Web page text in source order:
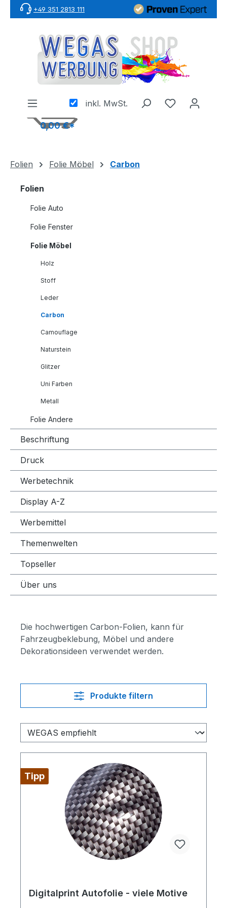
Zum Hauptinhalt springen
+49 351 2813 111
inkl. MwSt.
0,00 €*
Folien Folie Möbel Carbon
Folien
Folie Auto
Folie Fenster
Folie Möbel
Holz
Stoff
Leder
Carbon
Camouflage
Naturstein
Glitzer
Uni Farben
Metall
Folie Andere
Beschriftung
Druck
Werbetechnik
Display A-Z
Werbemittel
Themenwelten
Topseller
Über uns
Die hochwertigen Carbon-Folien, kann für
Fahrzeugbeklebung, Möbel und andere
Dekorationsideen verwendet werden.
Produkte filtern
Tipp
Digitalprint Autofolie - viele Motive